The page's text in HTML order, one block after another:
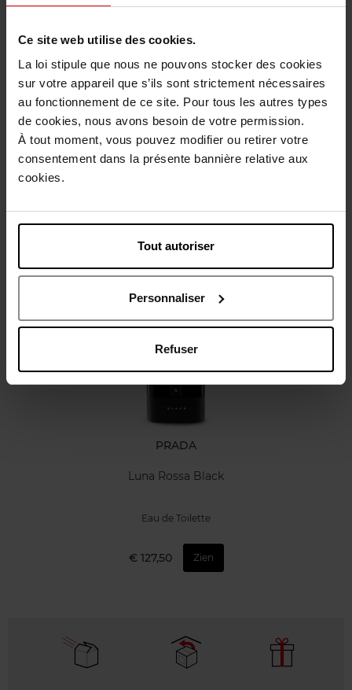
Ce site web utilise des cookies.
La loi stipule que nous ne pouvons stocker des cookies
sur votre appareil que s’ils sont strictement nécessaires
au fonctionnement de ce site. Pour tous les autres types
de cookies, nous avons besoin de votre permission.
À tout moment, vous pouvez modifier ou retirer votre
consentement dans la présente bannière relative aux
cookies.
Tout autoriser
Personnaliser
Refuser
Beschrijving
Gebruiksadvies
Beleid inzake klantbeoordelingen
Nog iets vergeten ?
PRADA
Luna Rossa Black
Eau de Toilette
€ 127,50 Zien